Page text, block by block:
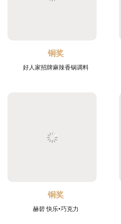
铜奖
好人家招牌麻辣香锅调料
铜奖
赫碧 快乐•巧克力